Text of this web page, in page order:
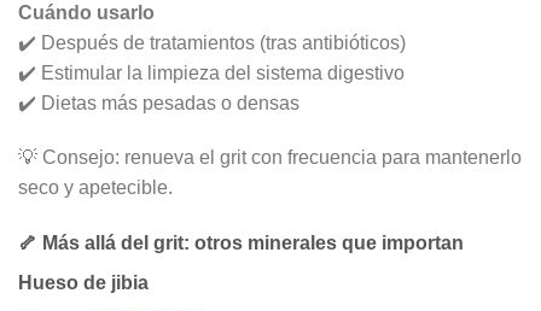
Cuándo usarlo
✔️ Después de tratamientos (tras antibióticos)
✔️ Estimular la limpieza del sistema digestivo
✔️ Dietas más pesadas o densas
💡 Consejo: renueva el grit con frecuencia para mantenerlo
seco y apetecible.
🦴 Más allá del grit: otros minerales que importan
Hueso de jibia